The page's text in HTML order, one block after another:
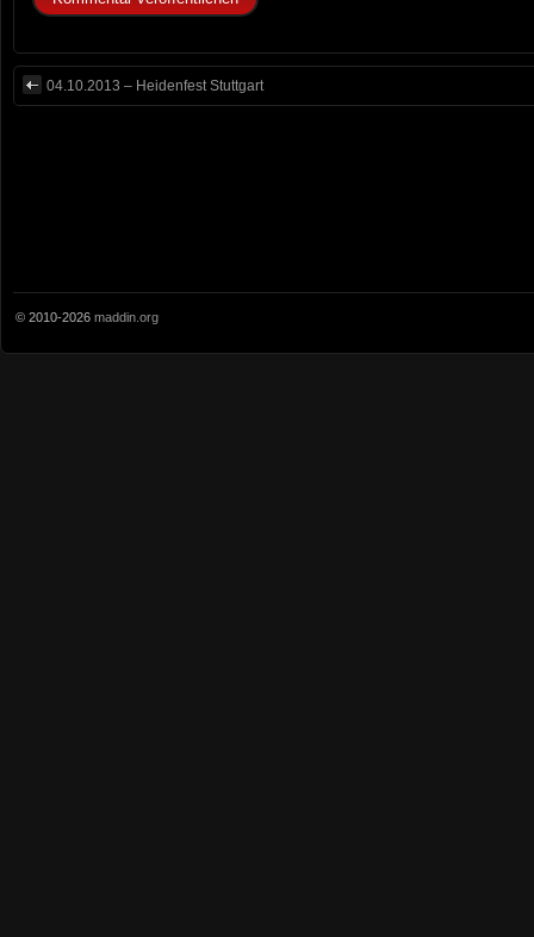
04.10.2013 – Heidenfest Stuttgart
© 2010-2026 maddin.org